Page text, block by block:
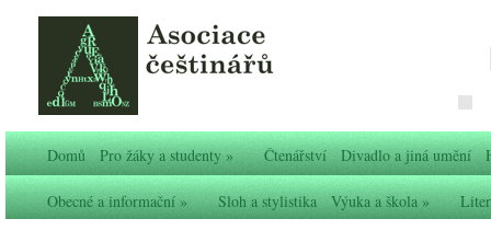
Domů Pro žáky a studenty» Čtenářství Divadlo a jiná umění
Obecné a informační» Sloh a stylistika Výuka a škola»